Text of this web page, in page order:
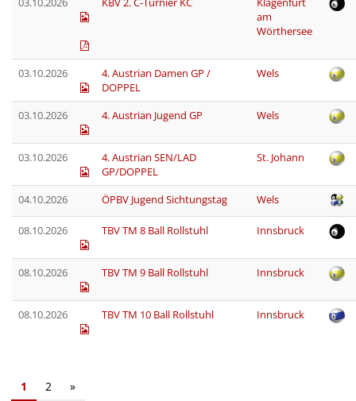
am
Wörthersee
03.10.2026
4. Austrian Damen GP /
DOPPEL
Wels
03.10.2026 4. Austrian Jugend GP Wels
03.10.2026
4. Austrian SEN/LAD
GP/DOPPEL
St. Johann
04.10.2026 ÖPBV Jugend Sichtungstag Wels
08.10.2026 TBV TM 8 Ball Rollstuhl Innsbruck
08.10.2026 TBV TM 9 Ball Rollstuhl Innsbruck
08.10.2026 TBV TM 10 Ball Rollstuhl Innsbruck
1 2 »